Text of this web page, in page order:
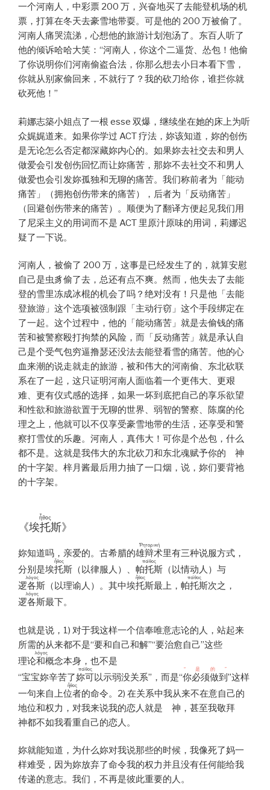
一个河南人，中彩票 200 万，兴奋地买了去能登机场的机
票，打算在冬天去豪雪地带耍。可是他的 200 万被偷了。
河南人痛哭流涕，心想他的旅游计划泡汤了。东百人听了
他的倾诉哈哈大笑：“河南人，你这个二逼货、怂包！他偷
了你说明你们河南偷盗合法，你那么想去小日本看下雪，
你就从别家偷回来，不就行了？我的砍刀给你，谁拦你就
砍死他！”
莉娜志築小姐点了一根 esse 双爆，继续坐在她的床上为听
众娓娓道来。如果你学过 ACT 疗法，妳该知道，妳的创伤
是无论怎么否定都深藏妳内心的。如果妳去社交去和男人
做爱会引发创伤回忆而让妳痛苦，那妳不去社交不和男人
做爱也会引发妳孤独和无聊的痛苦。我们称前者为「能动
痛苦」（拥抱创伤带来的痛苦），后者为「反动痛苦」
（回避创伤带来的痛苦）。顺便为了翻译方便起见我们用
了尼采主义的用词而不是 ACT 里原汁原味的用词，莉娜迟
疑了一下说。
河南人，被偷了 200 万，这事是已经发生了的，就算安慰
自己是虫豸偷了去，总还有点不爽。然而，他失去了去能
登的雪里冻成冰棍的机会了吗？绝对没有！只是他「去能
登旅游」这个选项被强制跟「主动行窃」这个手段绑定在
了一起。这个过程中，他的「能动痛苦」就是去偷钱的痛
苦和被警察殴打拘禁的风险，而「反动痛苦」就是承认自
己是个受气包穷逼撸瑟还没法去能登看雪的痛苦。他的心
血来潮的说走就走的旅游，被和伟大的河南偷、东北砍联
系在了一起，这只证明河南人面临着一个更伟大、更艰
难、更有仪式感的选择，如果一坏到底把自己的享乐欲望
和性欲和旅游欲置于无聊的世界、弱智的警察、陈腐的伦
理之上，他就可以不仅享受豪雪地带的生活，还享受和警
察打雪仗的乐趣。河南人，真伟大！可你是个怂包，什么
都不是。这就是我伟大的东北砍刀和东北魂赋予你的 神
的十字架。梓月酱最后用力抽了一口烟，说，妳们要背祂
的十字架。
《埃托斯
ἦθος
》
妳知道吗，亲爱的。古希腊的雄辩术
Ῥητορική
里有三种说服方式，
分别是埃托斯
ἦθος
（以律服人）、 帕托斯
πάθος
（以情动人）与
逻各斯
λόγος
（以理谕人）。其中埃托斯
ἦθος
最上， 帕托斯
πάθος
次之，
逻各斯
λόγος
最下。
也就是说，1) 对于我这样一个信奉唯意志论的人，站起来
所需的从来都不是“要和自己和解”“要治愈自己”这些
理论和概念
λόγος
本身，也不是
“宝宝妳辛苦了妳可以示弱没关系”
πάθος
，而是“你必须做到”
“是的”
这样
一句来自上位者的命令
ἦθος
。2) 在关系中我从来不在意自己的
地位和权力，对我来说我的恋人就是 神，甚至我敬拜
神都不如我看重自己的恋人。
妳就能知道，为什么妳对我说那些的时候，我像死了妈一
样难受，因为妳放弃了命令我的权力并且没有任何能给我
传递的意志。我们，不再是彼此重要的人。